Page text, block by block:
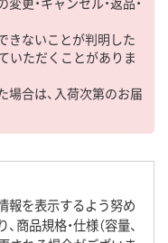
きないことが判明した
いただくことがありま
場合は、入荷次第のお届
報を表示するよう努め
商品規格・仕様（容量、